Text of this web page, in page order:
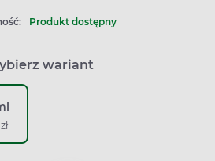
Produkt dostępny
wariant